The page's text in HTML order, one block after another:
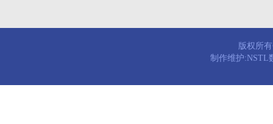
版权所
制作维护:NSTL